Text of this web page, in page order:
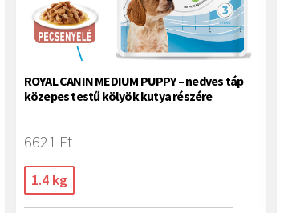
ROYAL CANIN MEDIUM PUPPY – nedves táp
közepes testű kölyök kutya részére
6621 Ft
1.4 kg